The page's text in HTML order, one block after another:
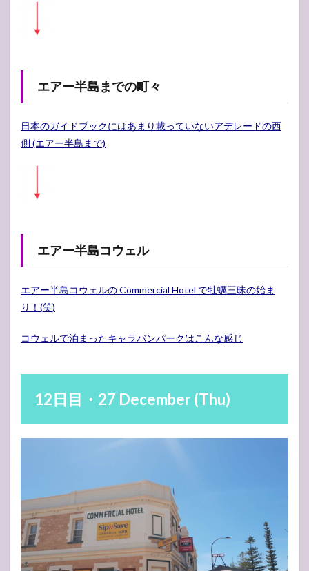
エアー半島までの町々
日本のガイドブックにはあまり載っていないアデレードの西
側 (エアー半島まで)
エアー半島コウェル
エアー半島コウェルの Commercial Hotel で牡蠣三昧の始ま
り！(笑)
コウェルで泊まったキャラバンパークはこんな感じ
12日目・27 December (Thu)